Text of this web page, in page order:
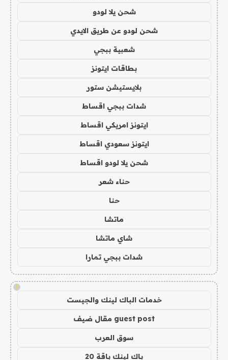
شحن يلا لودو
شحن لودو عن طريق الايدي
شعبية ببجي
بطاقات ايتونز
بلايستيشن ستور
شدات ببجي اقساط
ايتونز امريكي اقساط
ايتونز سعودي اقساط
شحن يلا لودو اقساط
حناء شعر
حنا
ماتشا
شاي ماتشا
شدات ببجي تمارا
!
خدمات الباك لينك والجيست
guest post مقال ضيف
سوق العرب
باك لينك باقة 20